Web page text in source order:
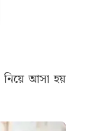
নিয়ে আসা হয়